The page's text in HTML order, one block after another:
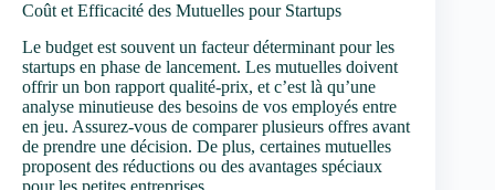
Coût et Efficacité des Mutuelles pour Startups
Le budget est souvent un facteur déterminant pour les
startups en phase de lancement. Les mutuelles doivent
offrir un bon rapport qualité-prix, et c’est là qu’une
analyse minutieuse des besoins de vos employés entre
en jeu. Assurez-vous de comparer plusieurs offres avant
de prendre une décision. De plus, certaines mutuelles
proposent des réductions ou des avantages spéciaux